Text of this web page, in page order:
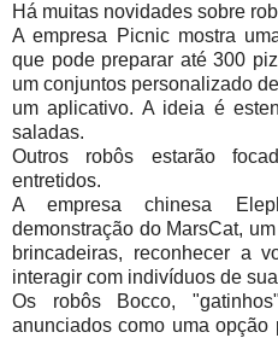
Há muitas novidades sobre
A empresa Picnic mostra
que pode preparar até 300
um conjuntos personalizado
um aplicativo. A ideia é
saladas.
Outros robôs estarão
entretidos.
A empresa chinesa
demonstração do MarsCat,
brincadeiras, reconhecer a
interagir com indivíduos de
Os robôs Bocco,
anunciados como uma